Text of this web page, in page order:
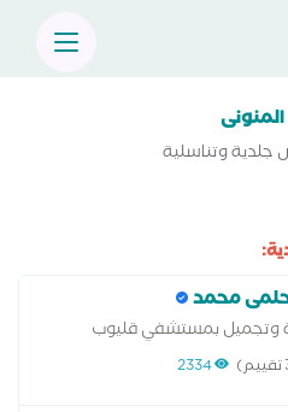
جلدية وتناسلية
محمد
وتجميل بمستشفي قليوب
المصرية للامراض الجلدية
2334